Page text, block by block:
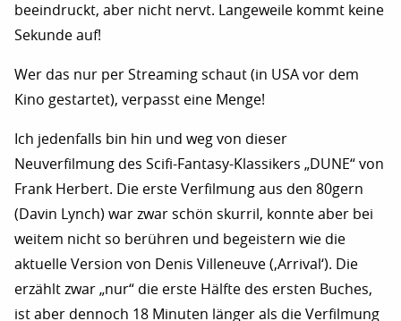
beeindruckt, aber nicht nervt. Langeweile kommt keine
Sekunde auf!
Wer das nur per Streaming schaut (in USA vor dem
Kino gestartet), verpasst eine Menge!
Ich jedenfalls bin hin und weg von dieser
Neuverfilmung des Scifi-Fantasy-Klassikers „DUNE“ von
Frank Herbert. Die erste Verfilmung aus den 80gern
(Davin Lynch) war zwar schön skurril, konnte aber bei
weitem nicht so berühren und begeistern wie die
aktuelle Version von Denis Villeneuve (‚Arrival‘). Die
erzählt zwar „nur“ die erste Hälfte des ersten Buches,
ist aber dennoch 18 Minuten länger als die Verfilmung